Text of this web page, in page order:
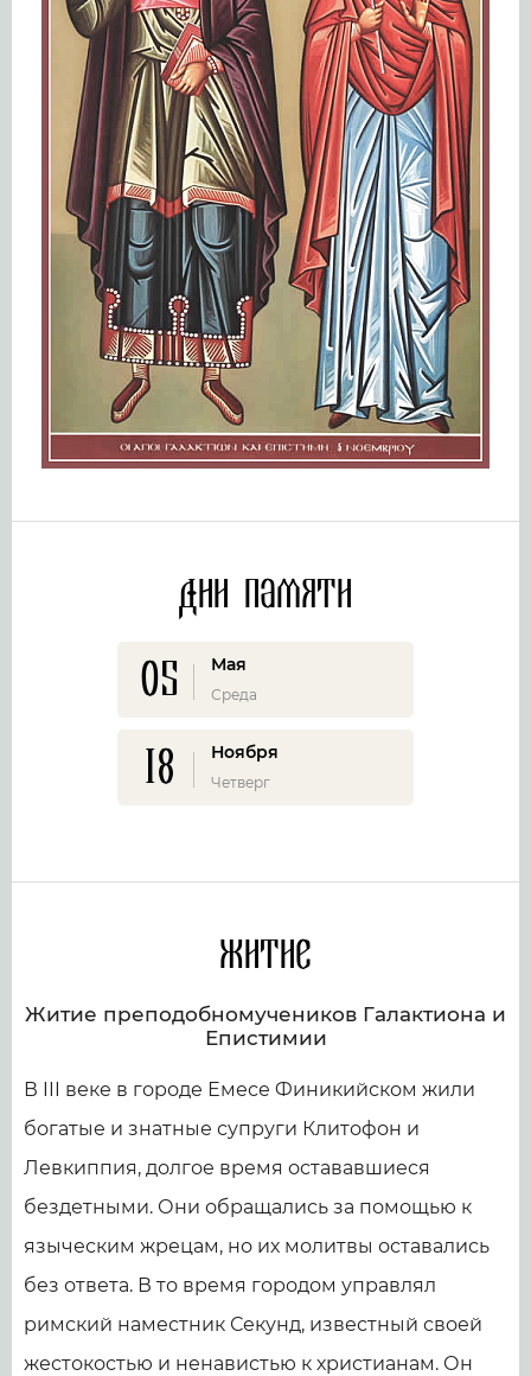
Дни памяти
05 Мая
Среда
18 Ноября
Четверг
Житие
Житие преподобномучеников Галактиона и
Епистимии
В III веке в городе Емесе Финикийском жили
богатые и знатные супруги Клитофон и
Левкиппия, долгое время остававшиеся
бездетными. Они обращались за помощью к
языческим жрецам, но их молитвы оставались
без ответа. В то время городом управлял
римский наместник Секунд, известный своей
жестокостью и ненавистью к христианам. Он